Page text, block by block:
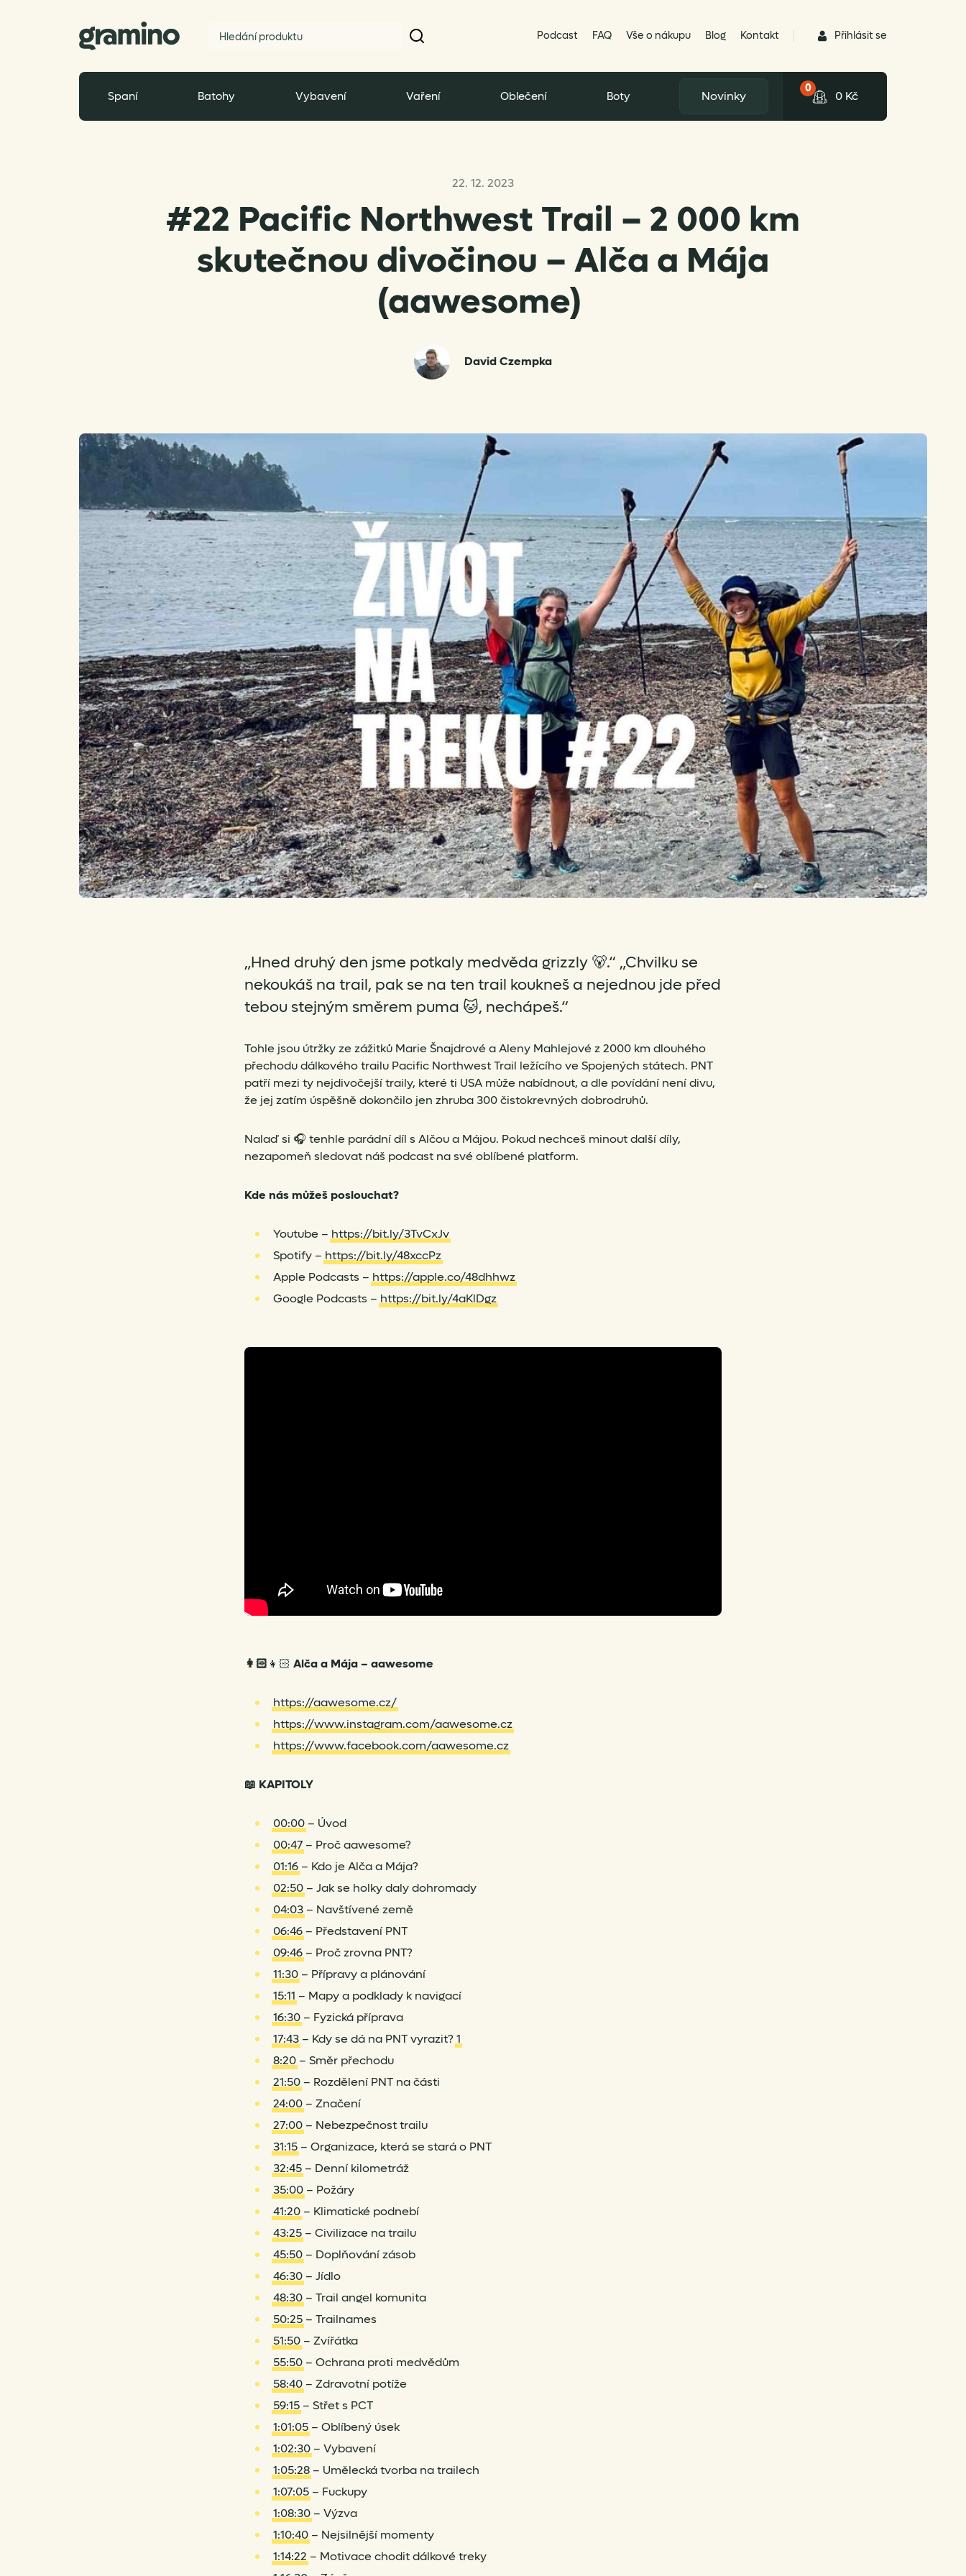
Podcast FAQ Vše o nákupu Blog Kontakt Přihlásit se
Spaní Batohy Vybavení Vaření Oblečení Boty Novinky
0
0 Kč
22. 12. 2023
#22 Pacific Northwest Trail – 2 000 km
skutečnou divočinou – Alča a Mája
(aawesome)
David Czempka
„Hned druhý den jsme potkaly medvěda grizzly 🐻.“ „Chvilku se
nekoukáš na trail, pak se na ten trail koukneš a nejednou jde před
tebou stejným směrem puma 🐱, nechápeš.“
Tohle jsou útržky ze zážitků Marie Šnajdrové a Aleny Mahlejové z 2000 km dlouhého
přechodu dálkového trailu Pacific Northwest Trail ležícího ve Spojených státech. PNT
patří mezi ty nejdivočejší traily, které ti USA může nabídnout, a dle povídání není divu,
že jej zatím úspěšně dokončilo jen zhruba 300 čistokrevných dobrodruhů.
Nalaď si 🎧 tenhle parádní díl s Alčou a Májou. Pokud nechceš minout další díly,
nezapomeň sledovat náš podcast na své oblíbené platform.
Kde nás můžeš poslouchat?
Youtube – https://bit.ly/3TvCxJv
Spotify – https://bit.ly/48xccPz
Apple Podcasts – https://apple.co/48dhhwz
Google Podcasts – https://bit.ly/4aKlDgz
👩🏻 👧🏻 Alča a Mája – aawesome
https://aawesome.cz/
https://www.instagram.com/aawesome.cz
https://www.facebook.com/aawesome.cz
📖 KAPITOLY
00:00 – Úvod
00:47 – Proč aawesome?
01:16 – Kdo je Alča a Mája?
02:50 – Jak se holky daly dohromady
04:03 – Navštívené země
06:46 – Představení PNT
09:46 – Proč zrovna PNT?
11:30 – Přípravy a plánování
15:11 – Mapy a podklady k navigací
16:30 – Fyzická příprava
17:43 – Kdy se dá na PNT vyrazit? 1
8:20 – Směr přechodu
21:50 – Rozdělení PNT na části
24:00 – Značení
27:00 – Nebezpečnost trailu
31:15 – Organizace, která se stará o PNT
32:45 – Denní kilometráž
35:00 – Požáry
41:20 – Klimatické podnebí
43:25 – Civilizace na trailu
45:50 – Doplňování zásob
46:30 – Jídlo
48:30 – Trail angel komunita
50:25 – Trailnames
51:50 – Zvířátka
55:50 – Ochrana proti medvědům
58:40 – Zdravotní potíže
59:15 – Střet s PCT
1:01:05 – Oblíbený úsek
1:02:30 – Vybavení
1:05:28 – Umělecká tvorba na trailech
1:07:05 – Fuckupy
1:08:30 – Výzva
1:10:40 – Nejsilnější momenty
1:14:22 – Motivace chodit dálkové treky